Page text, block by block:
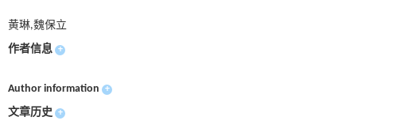
黄琳,魏保立
作者信息 +
Author information +
文章历史 +